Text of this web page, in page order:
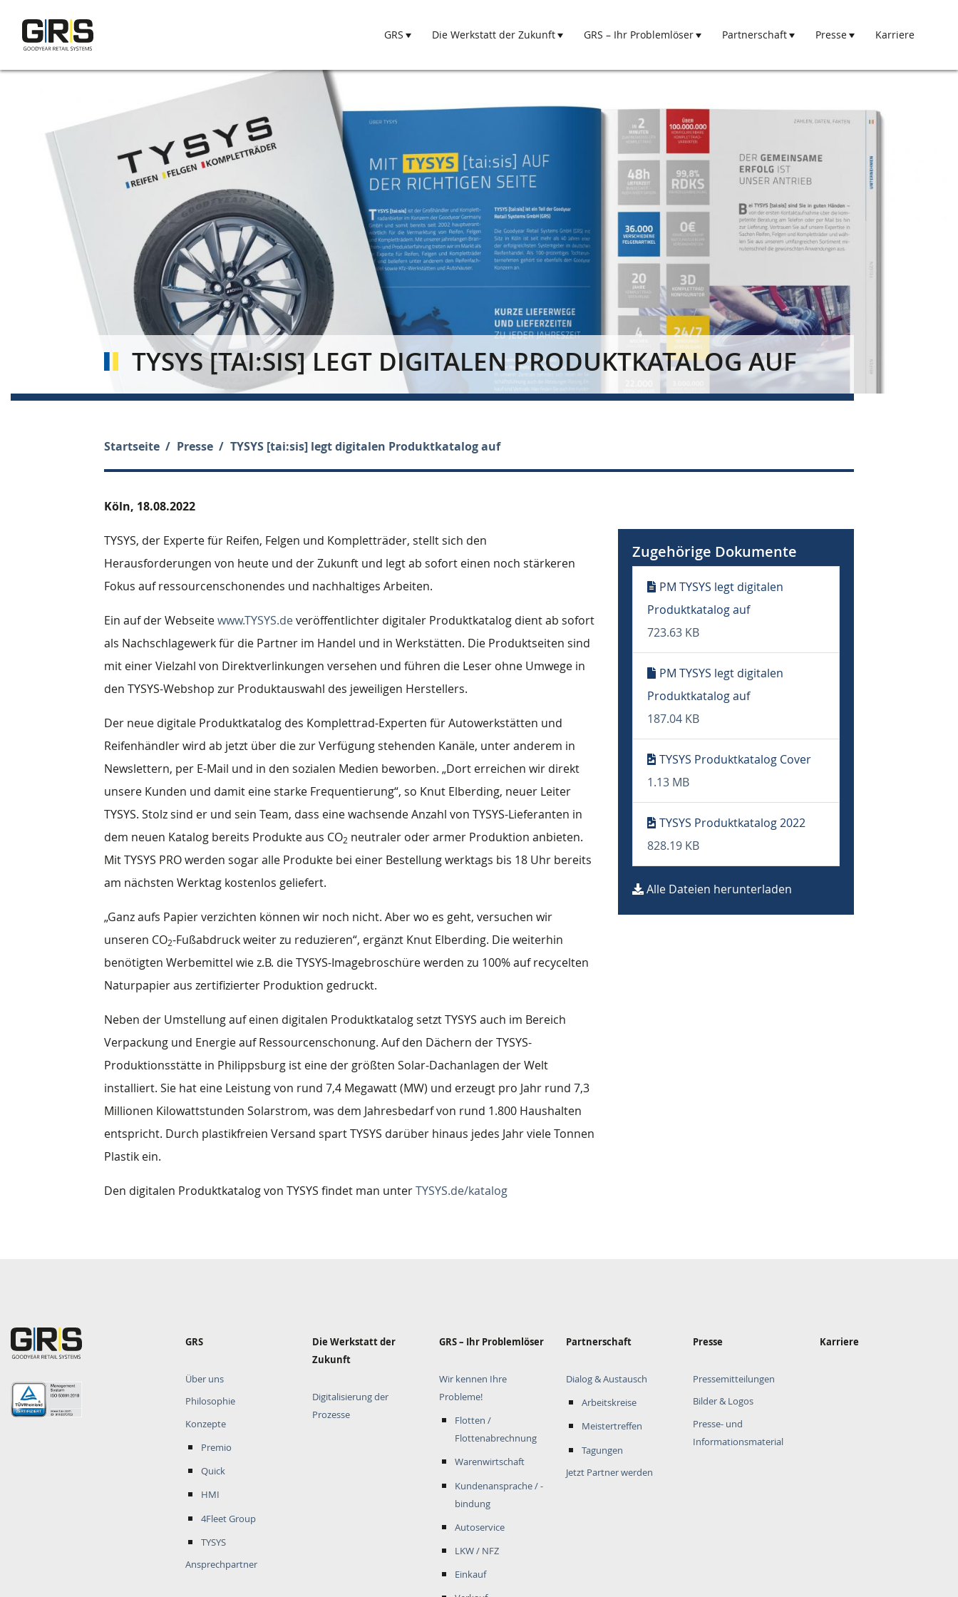
Direkt
Hauptnavigation
GRS Die Werkstatt der Zukunft GRS – Ihr Problemlöser Partnerschaft Presse Karriere
TYSYS [TAI:SIS] LEGT DIGITALEN PRODUKTKATALOG AUF
Startseite Presse TYSYS [tai:sis] legt digitalen Produktkatalog auf
Köln, 18.08.2022
TYSYS, der Experte für Reifen, Felgen und Kompletträder, stellt sich den
Herausforderungen von heute und der Zukunft und legt ab sofort einen noch stärkeren
Fokus auf ressourcenschonendes und nachhaltiges Arbeiten.
Ein auf der Webseitewww.TYSYS.deveröffentlichter digitaler Produktkatalog dient ab sofort
als Nachschlagewerk für die Partner im Handel und in Werkstätten. Die Produktseiten sind
mit einer Vielzahl von Direktverlinkungen versehen und führen die Leser ohne Umwege in
den TYSYS-Webshop zur Produktauswahl des jeweiligen Herstellers.
Der neue digitale Produktkatalog des Komplettrad-Experten für Autowerkstätten und
Reifenhändler wird ab jetzt über die zur Verfügung stehenden Kanäle, unter anderem in
Newslettern, per E-Mail und in den sozialen Medien beworben. „Dort erreichen wir direkt
unsere Kunden und damit eine starke Frequentierung“, so Knut Elberding, neuer Leiter
TYSYS. Stolz sind er und sein Team, dass eine wachsende Anzahl von TYSYS-Lieferanten in
dem neuen Katalog bereits Produkte aus CO2 neutraler oder armer Produktion anbieten.
Mit TYSYS PRO werden sogar alle Produkte bei einer Bestellung werktags bis 18 Uhr bereits
am nächsten Werktag kostenlos geliefert.
„Ganz aufs Papier verzichten können wir noch nicht. Aber wo es geht, versuchen wir
unseren CO2-Fußabdruck weiter zu reduzieren“, ergänzt Knut Elberding. Die weiterhin
benötigten Werbemittel wie z.B. die TYSYS-Imagebroschüre werden zu 100% auf recycelten
Naturpapier aus zertifizierter Produktion gedruckt.
Neben der Umstellung auf einen digitalen Produktkatalog setzt TYSYS auch im Bereich
Verpackung und Energie auf Ressourcenschonung. Auf den Dächern der TYSYS-
Produktionsstätte in Philippsburg ist eine der größten Solar-Dachanlagen der Welt
installiert. Sie hat eine Leistung von rund 7,4 Megawatt (MW) und erzeugt pro Jahr rund 7,3
Millionen Kilowattstunden Solarstrom, was dem Jahresbedarf von rund 1.800 Haushalten
entspricht. Durch plastikfreien Versand spart TYSYS darüber hinaus jedes Jahr viele Tonnen
Plastik ein.
Den digitalen Produktkatalog von TYSYS findet man unterTYSYS.de/katalog
Zugehörige Dokumente
PM TYSYS legt digitalen
Produktkatalog auf
723.63 KB
PM TYSYS legt digitalen
Produktkatalog auf
187.04 KB
TYSYS Produktkatalog Cover
1.13 MB
TYSYS Produktkatalog 2022
828.19 KB
Alle Dateien herunterladen
HauptnavigationGRS
Über uns
Philosophie
Konzepte
Premio
Quick
HMI
4Fleet Group
TYSYS
Ansprechpartner
Die Werkstatt der
Zukunft
Digitalisierung der
Prozesse
GRS – Ihr Problemlöser
Wir kennen Ihre
Probleme!
Flotten /
Flottenabrechnung
Warenwirtschaft
Kundenansprache / -
bindung
Autoservice
LKW / NFZ
Einkauf
Partnerschaft
Dialog & Austausch
Arbeitskreise
Meistertreffen
Tagungen
Jetzt Partner werden
Presse
Pressemitteilungen
Bilder & Logos
Presse- und
Informationsmaterial
Karriere